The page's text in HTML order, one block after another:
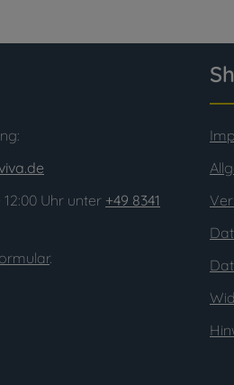
Uhr unter +49 8341
.